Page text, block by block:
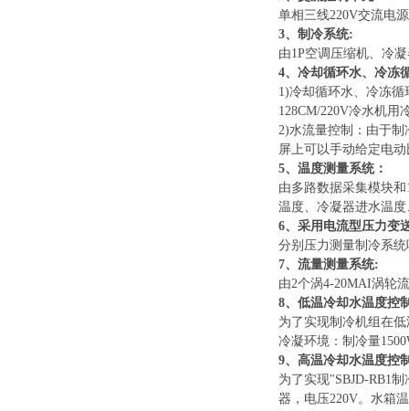
单相三线220V交流电
3、制冷系统:
由1P空调压缩机、冷
4、冷却循环水、冷冻
1)冷却循环水、冷冻
128CM/220V冷水机用
2)水流量控制：由于
屏上可以手动给定电
5、温度测量系统：
由多路数据采集模块和
温度、冷凝器进水温
6、采用电流型压力变
分别压力测量制冷系
7、流量测量系统:
由2个涡4-20MAI涡轮
8、低温冷却水温度控
为了实现制冷机组在
冷凝环境：制冷量
9、高温冷却水温度控
为了实现"SBJD-RB1
器，电压220V。水箱